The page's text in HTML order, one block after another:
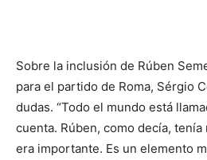
Sobre la inclusión de Rúben
para el partido de Roma, Sérgio
dudas. “Todo el mundo está
cuenta. Rúben, como decía,
era importante. Es un elemento